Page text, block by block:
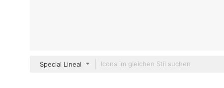
Special Lineal